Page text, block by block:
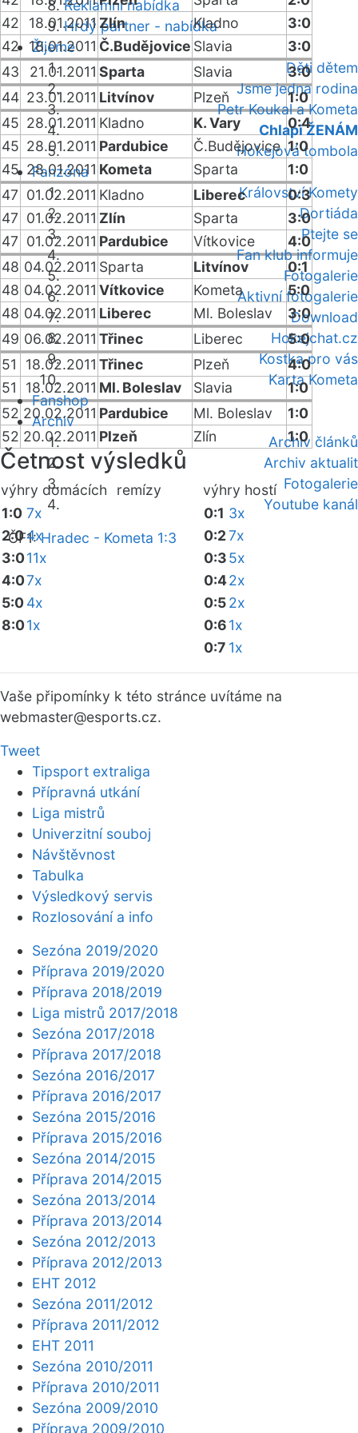
Reklamní nabídka
Hrdý partner - nabídka
Žijeme
Děti dětem
Jsme jedna rodina
Petr Koukal a Kometa
Chlapi ŽENÁM
Hokejová tombola
Fanzóna
Království Komety
Dortiáda
Ptejte se
Fan klub informuje
Fotogalerie
Aktivní fotogalerie
Download
Hokejchat.cz
Kostka pro vás
Karta Kometa
Fanshop
Archiv
Archiv článků
Archiv aktualit
Fotogalerie
Youtube kanál
ČF1:Hradec - Kometa 1:3
42
18.01.2011 Zlín Kladno
3:0
42
18.01.2011 Č.Budějovice Slavia
3:0
43
21.01.2011 Sparta Slavia
3:0
44 23.01.2011 Litvínov Plzeň
1:0
45 28.01.2011 Kladno K. Vary
0:4
45 28.01.2011 Pardubice Č.Budějovice 1:0
45 28.01.2011 Kometa Sparta
1:0
47 01.02.2011 Kladno Liberec
0:3
47 01.02.2011 Zlín Sparta
3:0
47 01.02.2011 Pardubice Vítkovice
4:0
48 04.02.2011 Sparta Litvínov
0:1
48 04.02.2011 Vítkovice Kometa
5:0
48 04.02.2011 Liberec Ml. Boleslav
3:0
49 06.02.2011 Třinec Liberec
5:0
51
18.02.2011 Třinec Plzeň
4:0
51
18.02.2011 Ml. Boleslav Slavia
1:0
52 20.02.2011 Pardubice Ml. Boleslav
1:0
52 20.02.2011 Plzeň Zlín 1:0
Četnost výsledků
výhry domácích remízy výhry hostí
1:0 7x
2:04x
3:011x
4:07x
5:04x
8:01x
0:1 3x
0:27x
0:35x
0:42x
0:52x
0:61x
0:7 1x
Vaše připomínky k této stránce uvítáme na
webmaster@esports.cz.
Tweet
Tipsport extraliga
Přípravná utkání
Liga mistrů
Univerzitní souboj
Návštěvnost
Tabulka
Výsledkový servis
Rozlosování a info
Sezóna 2019/2020
Příprava 2019/2020
Příprava 2018/2019
Liga mistrů 2017/2018
Sezóna 2017/2018
Příprava 2017/2018
Sezóna 2016/2017
Příprava 2016/2017
Sezóna 2015/2016
Příprava 2015/2016
Sezóna 2014/2015
Příprava 2014/2015
Sezóna 2013/2014
Příprava 2013/2014
Sezóna 2012/2013
Příprava 2012/2013
EHT 2012
Sezóna 2011/2012
Příprava 2011/2012
EHT 2011
Sezóna 2010/2011
Příprava 2010/2011
Sezóna 2009/2010
Příprava 2009/2010